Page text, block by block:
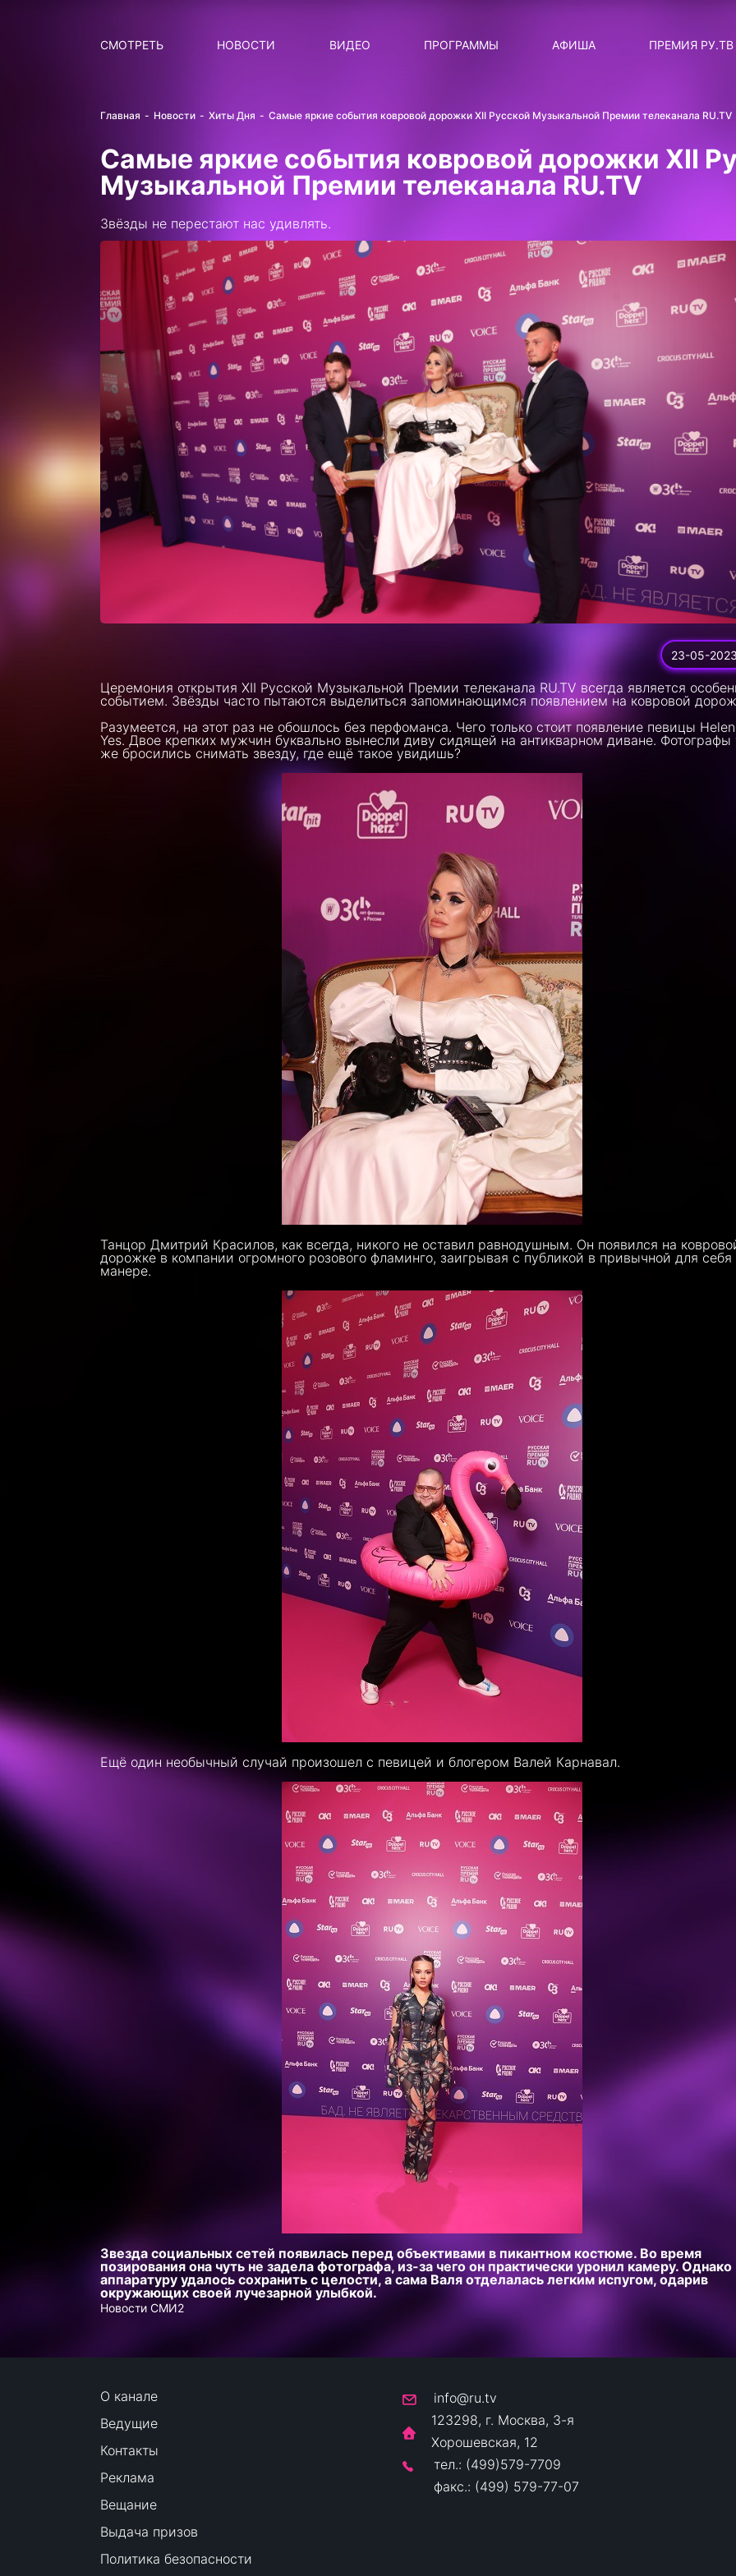
СМОТРЕТЬ НОВОСТИ
ВИДЕО
ПРОГРАММЫ
СТАТУС: В СЕТИ
СИЯЙ ПО-ЗВЁЗДНОМУ
ДОТЯНИСЬ ДО ЗВЁЗД
АФИША ПРЕМИЯ РУ.ТВ
Главная Новости Хиты Дня Самые яркие события ковровой дорожки XII Русской Музыкальной Премии телеканала RU.TV
Самые яркие события ковровой дорожки XII
Музыкальной Премии телеканала RU.TV
Звёзды не перестают нас удивлять.
23-05-
Церемония открытия XII Русской Музыкальной Премии телеканала RU.TV всегда является
событием. Звёзды часто пытаются выделиться запоминающимся появлением на ковровой
Разумеется, на этот раз не обошлось без перфоманса. Чего только стоит появление певицы Helen
Yes. Двое крепких мужчин буквально вынесли диву сидящей на антикварном диване. Фотографы
же бросились снимать звезду, где ещё такое увидишь?
Танцор Дмитрий Красилов, как всегда, никого не оставил равнодушным. Он появился на
дорожке в компании огромного розового фламинго, заигрывая с публикой в привычной для себя
манере.
Ещё один необычный случай произошел с певицей и блогером Валей Карнавал.
Звезда социальных сетей появилась перед объективами в пикантном костюме. Во время
позирования она чуть не задела фотографа, из-за чего он практически уронил камеру. Однако
аппаратуру удалось сохранить с целости, а сама Валя отделалась легким испугом, одарив
окружающих своей лучезарной улыбкой.
Новости СМИ2
О канале
Ведущие
Контакты
Реклама
Вещание
Выдача призов
Политика безопасности
info@ru.tv
123298, г. Москва, 3-я
Хорошевская, 12
тел.: (499)579-7709
факс.: (499) 579-77-07